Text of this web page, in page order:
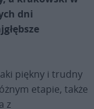
dni
piękny i trudny
etapie, także
z